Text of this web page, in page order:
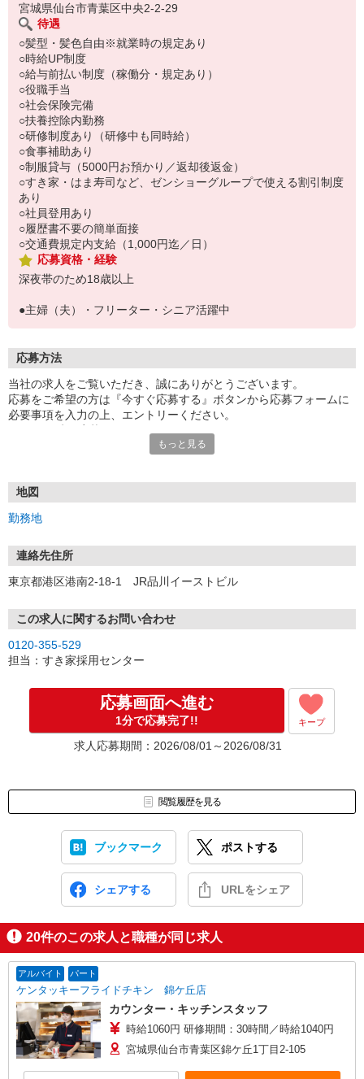
宮城県仙台市青葉区中央2-2-29
待遇
○髪型・髪色自由※就業時の規定あり
○時給UP制度
○給与前払い制度（稼働分・規定あり）
○役職手当
○社会保険完備
○扶養控除内勤務
○研修制度あり（研修中も同時給）
○食事補助あり
○制服貸与（5000円お預かり／返却後返金）
○すき家・はま寿司など、ゼンショーグループで使える割引制度
あり
○社員登用あり
○履歴書不要の簡単面接
○交通費規定内支給（1,000円迄／日）
応募資格・経験
深夜帯のため18歳以上
●主婦（夫）・フリーター・シニア活躍中
応募方法
当社の求人をご覧いただき、誠にありがとうございます。
応募をご希望の方は『今すぐ応募する』ボタンから応募フォームに
必要事項を入力の上、エントリーください。
号」など
もっと見る
地図
勤務地
連絡先住所
東京都港区港南2-18-1 JR品川イーストビル
この求人に関するお問い合わせ
0120-355-529
担当：すき家採用センター
応募画面へ進む
1分で応募完了!! キープ
求人応募期間：2026/08/01～2026/08/31
閲覧履歴を見る
ブックマーク ポストする
シェアする URLをシェア
20件のこの求人と職種が同じ求人
アルバイト パート
ケンタッキーフライドチキン 錦ケ丘店
カウンター・キッチンスタッフ
時給1060円 研修期間：30時間／時給1040円
宮城県仙台市青葉区錦ケ丘1丁目2-105